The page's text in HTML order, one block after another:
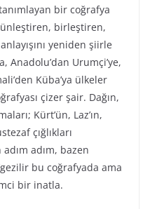
bir coğrafya
birleştiren,
yeniden şiirle
Anadolu’dan Urumçi’ye,
Küba’ya ülkeler
çizer şair. Dağın,
Kürt’ün, Laz’ın,
çığlıkları
adım, bazen
bu coğrafyada ama
bir inatla.